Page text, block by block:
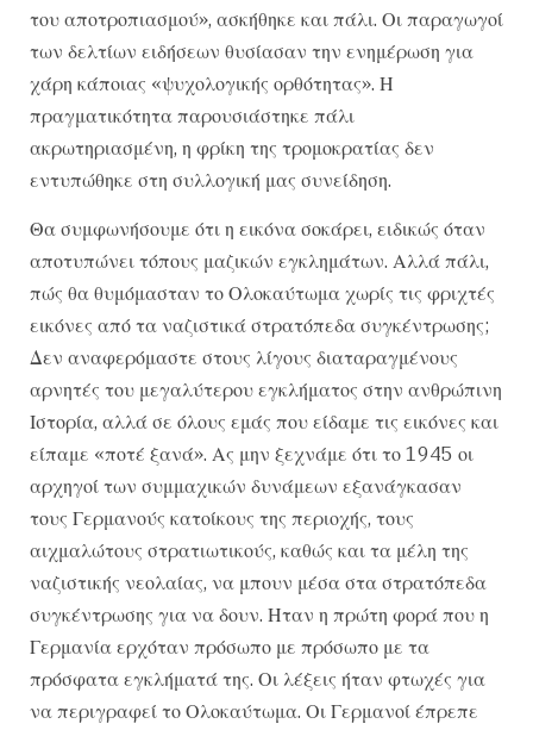
του αποτροπιασμού», ασκήθηκε και πάλι. Οι παραγωγοί
των δελτίων ειδήσεων θυσίασαν την ενημέρωση για
χάρη κάποιας «ψυχολογικής ορθότητας». Η
πραγματικότητα παρουσιάστηκε πάλι
ακρωτηριασμένη, η φρίκη της τρομοκρατίας δεν
εντυπώθηκε στη συλλογική μας συνείδηση.
Θα συμφωνήσουμε ότι η εικόνα σοκάρει, ειδικώς όταν
αποτυπώνει τόπους μαζικών εγκλημάτων. Αλλά πάλι,
πώς θα θυμόμασταν το Ολοκαύτωμα χωρίς τις φριχτές
εικόνες από τα ναζιστικά στρατόπεδα συγκέντρωσης;
Δεν αναφερόμαστε στους λίγους διαταραγμένους
αρνητές του μεγαλύτερου εγκλήματος στην ανθρώπινη
Ιστορία, αλλά σε όλους εμάς που είδαμε τις εικόνες και
είπαμε «ποτέ ξανά». Ας μην ξεχνάμε ότι το 1945 οι
αρχηγοί των συμμαχικών δυνάμεων εξανάγκασαν
τους Γερμανούς κατοίκους της περιοχής, τους
αιχμαλώτους στρατιωτικούς, καθώς και τα μέλη της
ναζιστικής νεολαίας, να μπουν μέσα στα στρατόπεδα
συγκέντρωσης για να δουν. Ηταν η πρώτη φορά που η
Γερμανία ερχόταν πρόσωπο με πρόσωπο με τα
πρόσφατα εγκλήματά της. Οι λέξεις ήταν φτωχές για
να περιγραφεί το Ολοκαύτωμα. Οι Γερμανοί έπρεπε